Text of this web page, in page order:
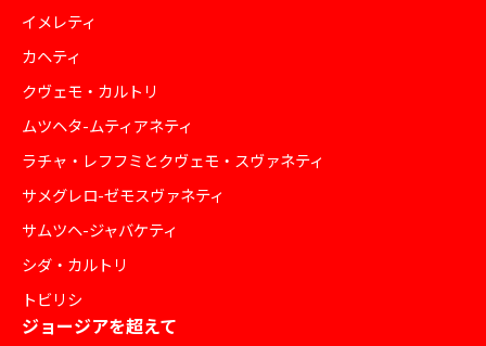
イメレティ
カヘティ
クヴェモ・カルトリ
ムツヘタ-ムティアネティ
ラチャ・レフフミとクヴェモ・スヴァネティ
サメグレロ-ゼモスヴァネティ
サムツヘ-ジャバケティ
シダ・カルトリ
トビリシ
ジョージアを超えて